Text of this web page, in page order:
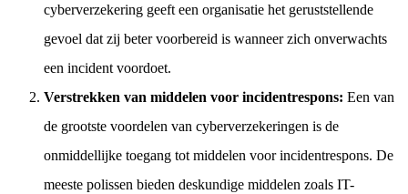
cyberverzekering geeft een organisatie het geruststellende
gevoel dat zij beter voorbereid is wanneer zich onverwachts
een incident voordoet.
Verstrekken van middelen voor incidentrespons: Een van
de grootste voordelen van cyberverzekeringen is de
onmiddellijke toegang tot middelen voor incidentrespons. De
meeste polissen bieden deskundige middelen zoals IT-